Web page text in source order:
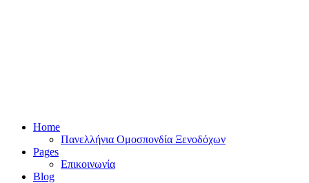
Home
Πανελλήνια Ομοσπονδία Ξενοδόχων
Pages
Επικοινωνία
Blog